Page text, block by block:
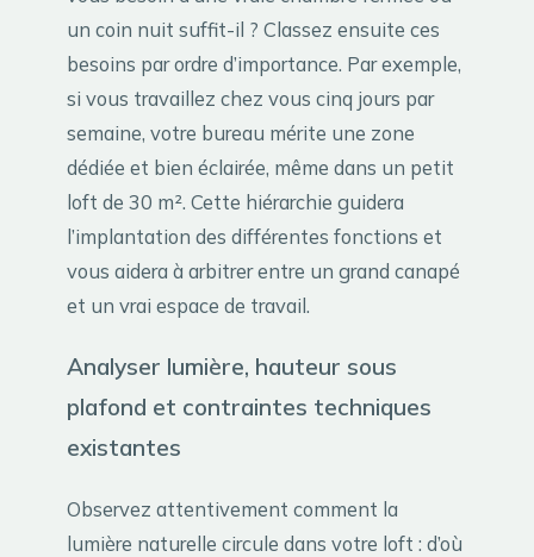
un coin nuit suffit-il ? Classez ensuite ces
besoins par ordre d’importance. Par exemple,
si vous travaillez chez vous cinq jours par
semaine, votre bureau mérite une zone
dédiée et bien éclairée, même dans un petit
loft de 30 m². Cette hiérarchie guidera
l’implantation des différentes fonctions et
vous aidera à arbitrer entre un grand canapé
et un vrai espace de travail.
Analyser lumière, hauteur sous
plafond et contraintes techniques
existantes
Observez attentivement comment la
lumière naturelle circule dans votre loft : d’où